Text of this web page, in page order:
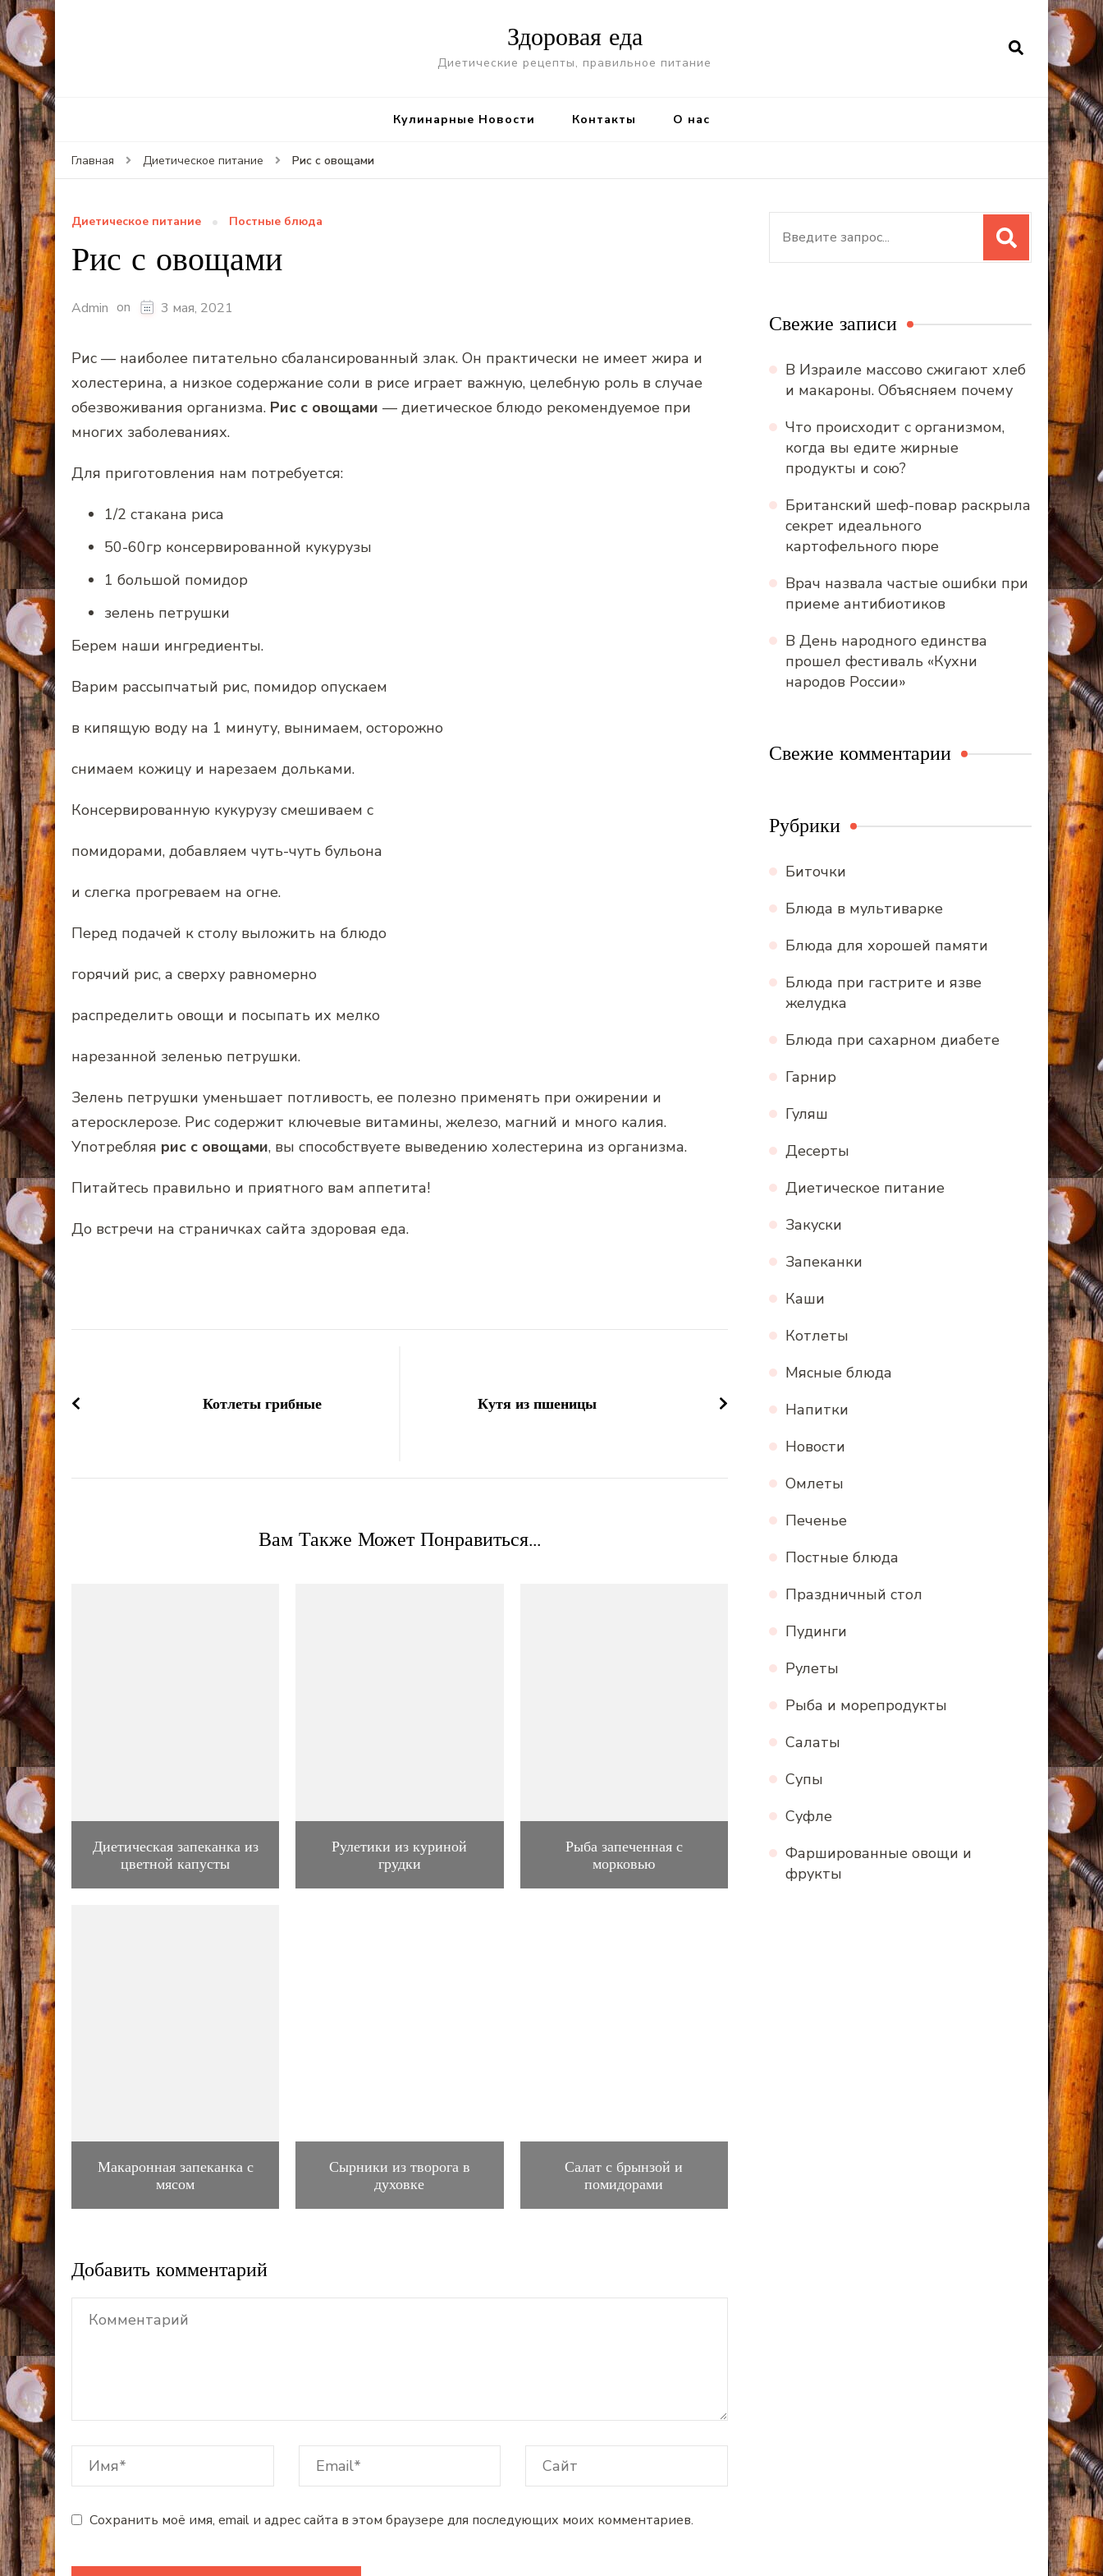
Здоровая еда
Диетические рецепты, правильное питание
Кулинарные Новости Контакты О нас
Главная Диетическое питание Рис с овощами
Диетическое питание Постные блюда
Рис с овощами
Admin on 3 мая, 2021
Рис — наиболее питательно сбалансированный злак. Он практически не имеет жира и
холестерина, а низкое содержание соли в рисе играет важную, целебную роль в случае
обезвоживания организма. Рис с овощами — диетическое блюдо рекомендуемое при
многих заболеваниях.
Для приготовления нам потребуется:
1/2 стакана риса
50-60гр консервированной кукурузы
1 большой помидор
зелень петрушки
Берем наши ингредиенты.
Варим рассыпчатый рис, помидор опускаем
в кипящую воду на 1 минуту, вынимаем, осторожно
снимаем кожицу и нарезаем дольками.
Консервированную кукурузу смешиваем с
помидорами, добавляем чуть-чуть бульона
и слегка прогреваем на огне.
Перед подачей к столу выложить на блюдо
горячий рис, а сверху равномерно
распределить овощи и посыпать их мелко
нарезанной зеленью петрушки.
Зелень петрушки уменьшает потливость, ее полезно применять при ожирении и
атеросклерозе. Рис содержит ключевые витамины, железо, магний и много калия.
Употребляя рис с овощами, вы способствуете выведению холестерина из организма.
Питайтесь правильно и приятного вам аппетита!
До встречи на страничках сайта здоровая еда.
записям
Котлеты грибные Кутя из пшеницы
Вам Также Может Понравиться...
Диетическая запеканка из
цветной капусты
Рулетики из куриной
грудки
Рыба запеченная с
морковью
Макаронная запеканка с
мясом
Сырники из творога в
духовке
Салат с брынзой и
помидорами
Добавить комментарий
Сохранить моё имя, email и адрес сайта в этом браузере для последующих моих комментариев.
Свежие записи
В Израиле массово сжигают хлеб
и макароны. Объясняем почему
Что происходит с организмом,
когда вы едите жирные
продукты и сою?
Британский шеф-повар раскрыла
секрет идеального
картофельного пюре
Врач назвала частые ошибки при
приеме антибиотиков
В День народного единства
прошел фестиваль «Кухни
народов России»
Свежие комментарии
Рубрики
Биточки
Блюда в мультиварке
Блюда для хорошей памяти
Блюда при гастрите и язве
желудка
Блюда при сахарном диабете
Гарнир
Гуляш
Десерты
Диетическое питание
Закуски
Запеканки
Каши
Котлеты
Мясные блюда
Напитки
Новости
Омлеты
Печенье
Постные блюда
Праздничный стол
Пудинги
Рулеты
Рыба и морепродукты
Салаты
Супы
Суфле
Фаршированные овощи и
фрукты